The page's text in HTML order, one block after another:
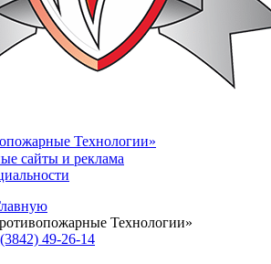
Технологии»
сайты и реклама
Технологии»
49-26-14